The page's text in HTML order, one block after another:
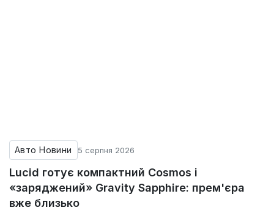
Авто Новини 5 серпня 2026
Lucid готує компактний Cosmos і
«заряджений» Gravity Sapphire: прем'єра
вже близько